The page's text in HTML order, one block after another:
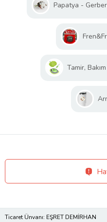
Papatya -
Tamir,
Ticaret Ünvanı: EŞRET DEMİRHAN